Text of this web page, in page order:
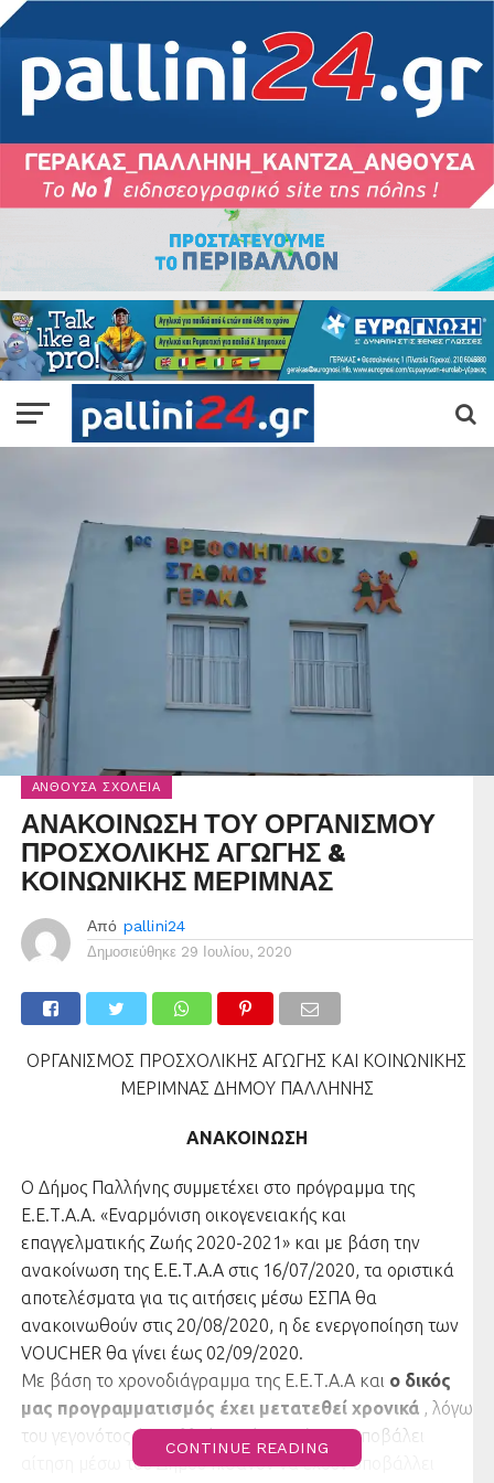
ΑΝΘΟΎΣΑ ΣΧΟΛΕΊΑ
ΑΝΑΚΟΙΝΩΣΗ ΤΟΥ ΟΡΓΑΝΙΣΜΟΥ
ΠΡΟΣΧΟΛΙΚΗΣ ΑΓΩΓΗΣ &
ΚΟΙΝΩΝΙΚΗΣ ΜΕΡΙΜΝΑΣ
Από pallini24
Δημοσιεύθηκε 29 Ιουλίου, 2020
ΟΡΓΑΝΙΣΜΟΣ ΠΡΟΣΧΟΛΙΚΗΣ ΑΓΩΓΗΣ ΚΑΙ ΚΟΙΝΩΝΙΚΗΣ
ΜΕΡΙΜΝΑΣ ΔΗΜΟΥ ΠΑΛΛΗΝΗΣ
ΑΝΑΚΟΙΝΩΣΗ
Ο Δήμος Παλλήνης συμμετέχει στο πρόγραμμα της
Ε.Ε.Τ.Α.Α. «Εναρμόνιση οικογενειακής και
επαγγελματικής Ζωής 2020-2021» και με βάση την
ανακοίνωση της Ε.Ε.Τ.Α.Α στις 16/07/2020, τα οριστικά
αποτελέσματα για τις αιτήσεις μέσω ΕΣΠΑ θα
ανακοινωθούν στις 20/08/2020, η δε ενεργοποίηση των
VOUCHER θα γίνει έως 02/09/2020.
Με βάση το χρονοδιάγραμμα της Ε.Ε.Τ.Α.Α και ο δικός
μας προγραμματισμός έχει μετατεθεί χρονικά, λόγω
του γεγονότος ότι πολλοί γονείς που έχουν υποβάλει
αίτηση μέσω του Δήμου πιθανόν να έχουν υποβάλλει
CONTINUE READING